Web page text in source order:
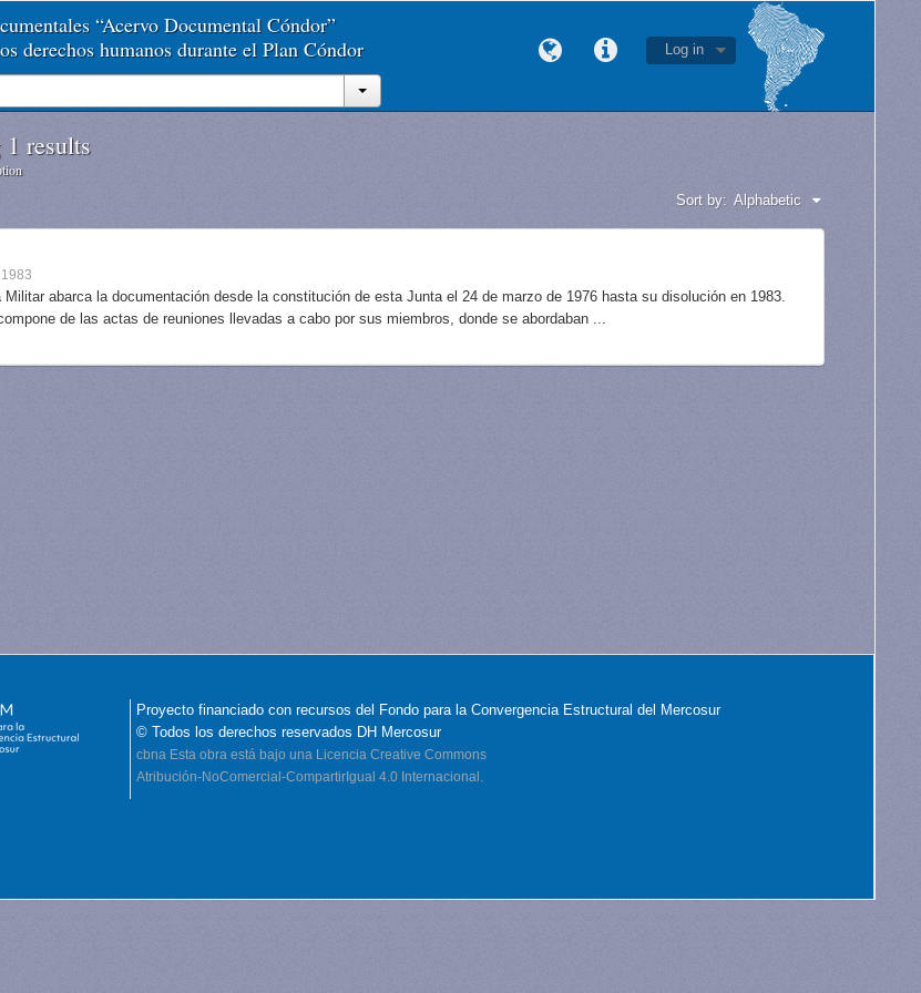
“Acervo Documental Cóndor”
derechos humanos durante el Plan Cóndor
Log in
1 results
Sort by: Alphabetic
Militar abarca la documentación desde la constitución de esta Junta el 24 de marzo de 1976 hasta su disolución en 1983.
de las actas de reuniones llevadas a cabo por sus miembros, donde se abordaban ...
Proyecto financiado con recursos del Fondo para la Convergencia Estructural del Mercosur
© Todos los derechos reservados DH Mercosur
cbna Esta obra está bajo una Licencia Creative Commons
Atribución-NoComercial-CompartirIgual 4.0 Internacional.